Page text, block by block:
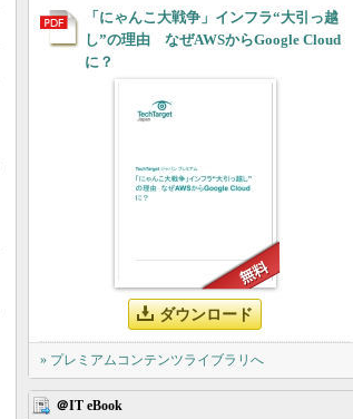
「にゃんこ大戦争」インフラ“大引っ越
し”の理由 なぜAWSからGoogle Cloud
に？
ダウンロード
» プレミアムコンテンツライブラリへ
＠IT eBook